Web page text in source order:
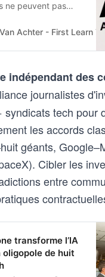
ne peuvent pas
l’UE n’y a pas
Achter - First Learn
indépendant des
journalistes
syndicats tech pour
les accords
géants,
Cibler les
entre
transforme l’IA
oligopole de huit